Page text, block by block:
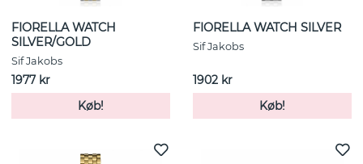
FIORELLA WATCH
SILVER/GOLD
Sif Jakobs
1977 kr
Køb!
FIORELLA WATCH SILVER
Sif Jakobs
1902 kr
Køb!